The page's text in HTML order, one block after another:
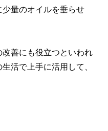
量のオイルを垂らせ
善にも役立つといわれ
活で上手に活用して、